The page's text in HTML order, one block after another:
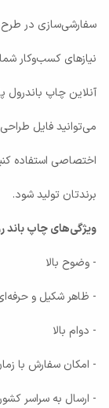
سفارشی‌سازی در طرح،
نیازهای کسب‌وکار
آنلاین چاپ
می‌توانید فایل
اختصاصی استفاده
برندتان تولید شود.
ویژگی‌های چاپ باند
- وضوح بالا
- ظاهر شکیل و
- دوام بالا
- امکان سفارش با
- ارسال به سراسر کشور